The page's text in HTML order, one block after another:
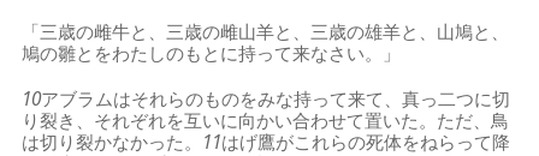
「三歳の雌牛と、三歳の雌山羊と、三歳の雄羊と、山鳩と、
鳩の雛とをわたしのもとに持って来なさい。」
10アブラムはそれらのものをみな持って来て、真っ二つに切
り裂き、それぞれを互いに向かい合わせて置いた。ただ、鳥
は切り裂かなかった。 11はげ鷹がこれらの死体をねらって降